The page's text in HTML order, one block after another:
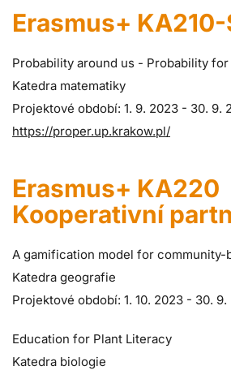
Erasmus+ KA210-
Probability around us - Probability
Katedra matematiky
Projektové období: 1. 9. 2023 - 30. 9.
https://proper.up.krakow.pl/
Erasmus+ KA220
Kooperativní
A gamification model for community-
Katedra geografie
Projektové období: 1. 10. 2023 - 30. 9.
Education for Plant Literacy
Katedra biologie